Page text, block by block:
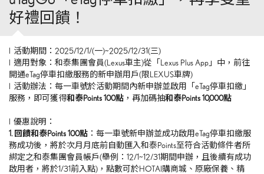
好禮回饋！
l 活動期間：2025/12/1/(一)~2025/12/31(三)
l 適用對象：和泰集團會員(Lexus車主)從「Lexus Plus App」中，前往
開通eTag停車扣繳服務的新申辦用戶(限LEXUS車牌)
l 活動辦法：每一車號於活動期間內新申辦並啟用「eTag停車扣繳」
服務，即可獲得和泰Points 100點 ，再加碼抽和泰Points 10,000點
l 優惠說明：
1. 回饋和泰Points 100點 ：每一車號新申辦並成功啟用eTag停車扣繳服
務成功後，將於次月月底前自動匯入和泰Points至符合活動條件者所
綁定之和泰集團會員帳戶(舉例：12/1~12/31期間申辦，且後續有成功
啟用者，將於1/31前入點)，點數可於HOTAI購商城、原廠保養、精